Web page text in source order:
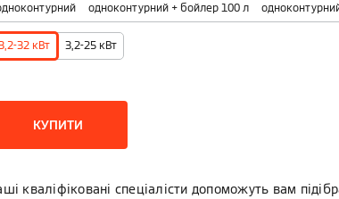
одноконтурний + бойлер 100 л
32 кВт 3,2-25 кВт
КУПИТИ
кваліфіковані спеціалісти допоможуть вам